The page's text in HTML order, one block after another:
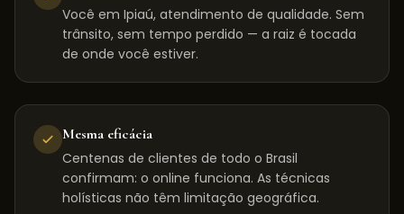
Você em Ipiaú, atendimento de qualidade. Sem
trânsito, sem tempo perdido — a raiz é tocada
de onde você estiver.
Mesma eficácia
Centenas de clientes de todo o Brasil
confirmam: o online funciona. As técnicas
holísticas não têm limitação geográfica.